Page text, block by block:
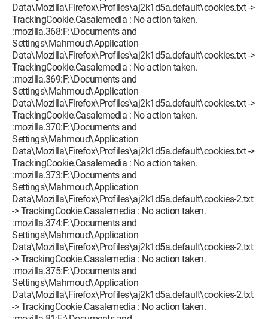
Data\Mozilla\Firefox\Profiles\aj2k1d5a.default\cookies.txt ->
TrackingCookie.Casalemedia : No action taken.
:mozilla.368:F:\Documents and
Settings\Mahmoud\Application
Data\Mozilla\Firefox\Profiles\aj2k1d5a.default\cookies.txt ->
TrackingCookie.Casalemedia : No action taken.
:mozilla.369:F:\Documents and
Settings\Mahmoud\Application
Data\Mozilla\Firefox\Profiles\aj2k1d5a.default\cookies.txt ->
TrackingCookie.Casalemedia : No action taken.
:mozilla.370:F:\Documents and
Settings\Mahmoud\Application
Data\Mozilla\Firefox\Profiles\aj2k1d5a.default\cookies.txt ->
TrackingCookie.Casalemedia : No action taken.
:mozilla.373:F:\Documents and
Settings\Mahmoud\Application
Data\Mozilla\Firefox\Profiles\aj2k1d5a.default\cookies-2.txt
-> TrackingCookie.Casalemedia : No action taken.
:mozilla.374:F:\Documents and
Settings\Mahmoud\Application
Data\Mozilla\Firefox\Profiles\aj2k1d5a.default\cookies-2.txt
-> TrackingCookie.Casalemedia : No action taken.
:mozilla.375:F:\Documents and
Settings\Mahmoud\Application
Data\Mozilla\Firefox\Profiles\aj2k1d5a.default\cookies-2.txt
-> TrackingCookie.Casalemedia : No action taken.